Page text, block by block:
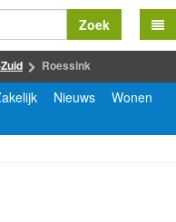
Zoek
Roessink
Nieuws
Wonen